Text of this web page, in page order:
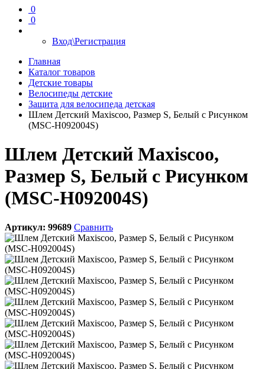
0
0
Вход\Регистрация
Главная
Каталог товаров
Детские товары
Велосипеды детские
Защита для велосипеда детская
Шлем Детский Maxiscoo, Размер S, Белый с Рисунком
(MSC-H092004S)
Шлем Детский Maxiscoo,
Размер S, Белый с Рисунком
(MSC-H092004S)
Артикул: 99689 Сравнить